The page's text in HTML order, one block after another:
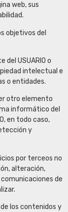
web, sus
objetivos del
del USUARIO o
intelectual e
o entidades.
otro elemento
informático del
en todo caso,
y
por terceos no
alteración,
de
los contenidos y